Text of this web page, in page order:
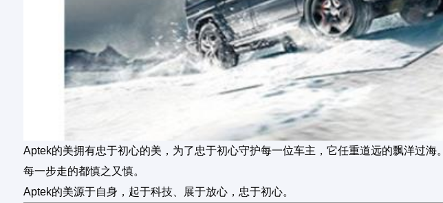
Aptek的美拥有忠于初心的美， 为了忠于初心守护每一位车主，它任重道远的飘洋过海。
每一步走的都慎之又慎。
Aptek的美源于自身，起于科技、展于放心，忠于初心。